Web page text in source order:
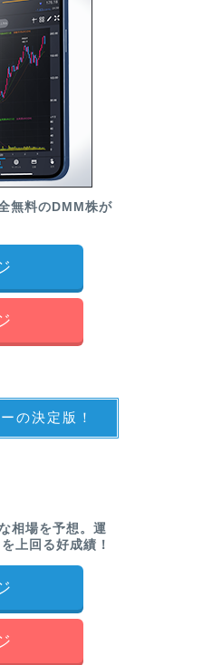
無料のDMM株が
の決定版！
相場を予想。運
上回る好成績！